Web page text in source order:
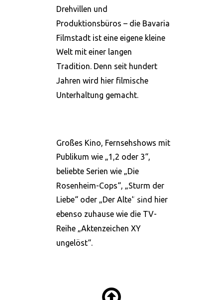
Drehvillen und
Produktionsbüros – die Bavaria
Filmstadt ist eine eigene kleine
Welt mit einer langen
Tradition. Denn seit hundert
Jahren wird hier filmische
Unterhaltung gemacht.
Großes Kino, Fernsehshows mit
Publikum wie „1,2 oder 3“,
beliebte Serien wie „Die
Rosenheim-Cops“, „Sturm der
Liebe“ oder „Der Alte“ sind hier
ebenso zuhause wie die TV-
Reihe „Aktenzeichen XY
ungelöst“.
AGB
|